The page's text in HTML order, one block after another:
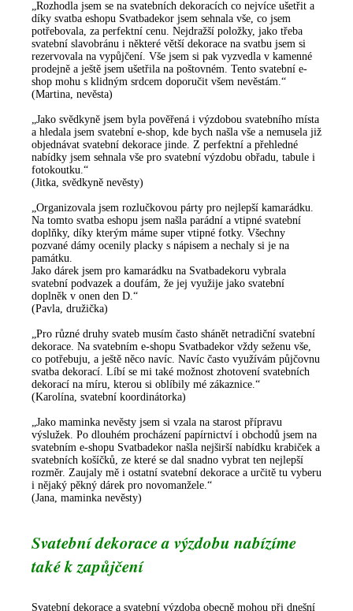
„Rozhodla jsem se na svatebních dekoracích co nejvíce ušetřit a
díky svatba eshopu Svatbadekor jsem sehnala vše, co jsem
potřebovala, za perfektní cenu. Nejdražší položky, jako třeba
svatební slavobránu i některé větší dekorace na svatbu jsem si
rezervovala na vypůjčení. Vše jsem si pak vyzvedla v kamenné
prodejně a ještě jsem ušetřila na poštovném. Tento svatební e-
shop mohu s klidným srdcem doporučit všem nevěstám.“
(Martina, nevěsta)
„Jako svědkyně jsem byla pověřená i výzdobou svatebního místa
a hledala jsem svatební e-shop, kde bych našla vše a nemusela již
objednávat svatební dekorace jinde. Z perfektní a přehledné
nabídky jsem sehnala vše pro svatební výzdobu obřadu, tabule i
fotokoutku.“
(Jitka, svědkyně nevěsty)
„Organizovala jsem rozlučkovou párty pro nejlepší kamarádku.
Na tomto svatba eshopu jsem našla parádní a vtipné svatební
doplňky, díky kterým máme super vtipné fotky. Všechny
pozvané dámy ocenily placky s nápisem a nechaly si je na
památku.
Jako dárek jsem pro kamarádku na Svatbadekoru vybrala
svatební podvazek a doufám, že jej využije jako svatební
doplněk v onen den D.“
(Pavla, družička)
„Pro různé druhy svateb musím často shánět netradiční svatební
dekorace. Na svatebním e-shopu Svatbadekor vždy seženu vše,
co potřebuju, a ještě něco navíc. Navíc často využívám půjčovnu
svatba dekorací. Líbí se mi také možnost zhotovení svatebních
dekorací na míru, kterou si oblíbily mé zákaznice.“
(Karolína, svatební koordinátorka)
„Jako maminka nevěsty jsem si vzala na starost přípravu
výslužek. Po dlouhém procházení papírnictví i obchodů jsem na
svatebním e-shopu Svatbadekor našla nejširší nabídku krabiček a
svatebních košíčků, ze které se dal snadno vybrat ten nejlepší
rozměr. Zaujaly mě i ostatní svatební dekorace a určitě tu vyberu
i nějaký pěkný dárek pro novomanžele.“
(Jana, maminka nevěsty)
Svatební dekorace a výzdobu nabízíme
také k zapůjčení
Svatební dekorace a svatební výzdoba obecně mohou při dnešní